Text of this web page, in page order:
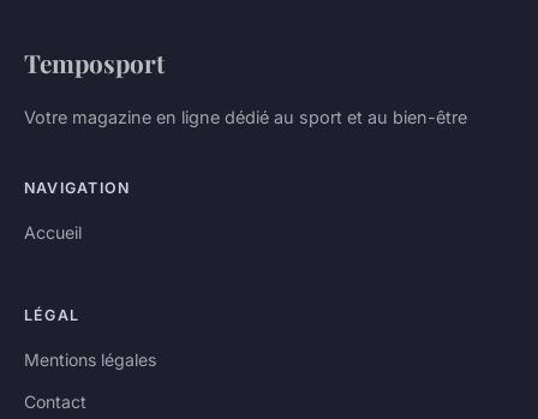
Temposport
Votre magazine en ligne dédié au sport et au bien-être
NAVIGATION
Accueil
LÉGAL
Mentions légales
Contact